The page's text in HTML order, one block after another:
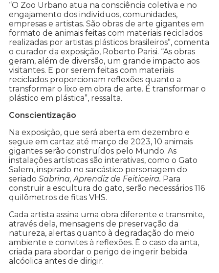
“O Zoo Urbano atua na consciência coletiva e no
engajamento dos indivíduos, comunidades,
empresas e artistas. São obras de arte gigantes em
formato de animais feitas com materiais reciclados
realizadas por artistas plásticos brasileiros”, comenta
o curador da exposição, Roberto Parisi. “As obras
geram, além de diversão, um grande impacto aos
visitantes. E por serem feitas com materiais
reciclados proporcionam reflexões quanto a
transformar o lixo em obra de arte. É transformar o
plástico em plástica”, ressalta.
Conscientização
Na exposição, que será aberta em dezembro e
segue em cartaz até março de 2023, 10 animais
gigantes serão construídos pelo Mundo. As
instalações artísticas são interativas, como o Gato
Salem, inspirado no sarcástico personagem do
seriado Sabrina, Aprendiz de Feiticeira. Para
construir a escultura do gato, serão necessários 116
quilômetros de fitas VHS.
Cada artista assina uma obra diferente e transmite,
através dela, mensagens de preservação da
natureza, alertas quanto à degradação do meio
ambiente e convites à reflexões. É o caso da anta,
criada para abordar o perigo de ingerir bebida
alcóolica antes de dirigir.